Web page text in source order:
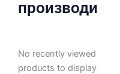
производи
No recently viewed
products to display